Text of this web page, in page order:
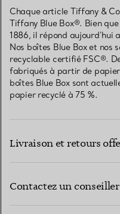
Chaque article Tiffany &
Tiffany Blue Box®. Bien
1886, il répond aujourd’hui
Nos boîtes Blue Box et nos
recyclable certifié FSC®.
fabriqués à partir de
boîtes Blue Box sont
papier recyclé à 75 %.
Livraison et retours
Contactez un